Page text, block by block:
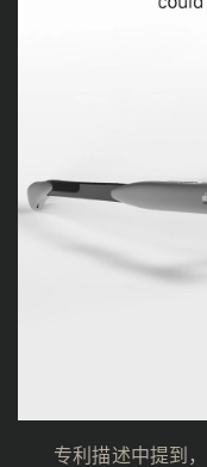
专利描述中提到